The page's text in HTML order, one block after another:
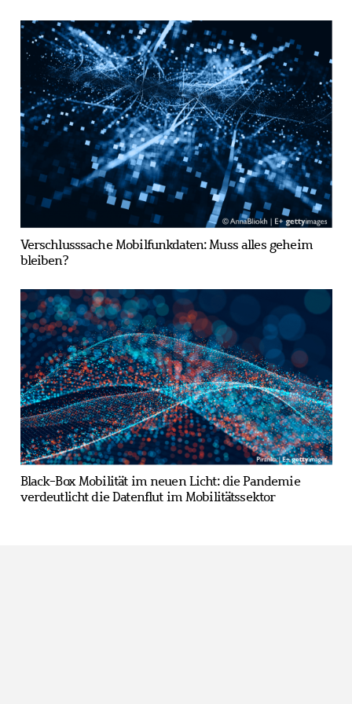
Verschlusssache Mobilfunkdaten: Muss alles geheim
bleiben?
Black-Box Mobilität im neuen Licht: die Pandemie
verdeutlicht die Datenflut im Mobilitätssektor